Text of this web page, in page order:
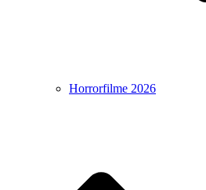
Horrorfilme 2026